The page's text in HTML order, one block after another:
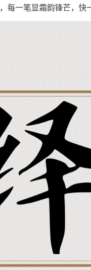
每一笔显霜韵锋芒，